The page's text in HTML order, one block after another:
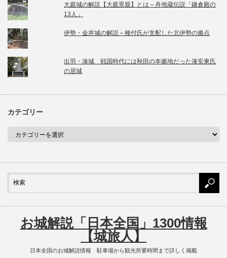
大庭城の解説【大庭景親】とは～舟地蔵伝説「鎌倉殿の
13人」
伊勢・金井城の解説～種付氏が支配した北伊勢の拠点
出羽・湊城 戦国時代には秋田の本拠地だった湊安東氏
の居城
カテゴリー
お城解説「日本全国」1300情報
【城旅人】
日本全国のお城解説情報 駐車場から観光所要時間まで詳しく掲載